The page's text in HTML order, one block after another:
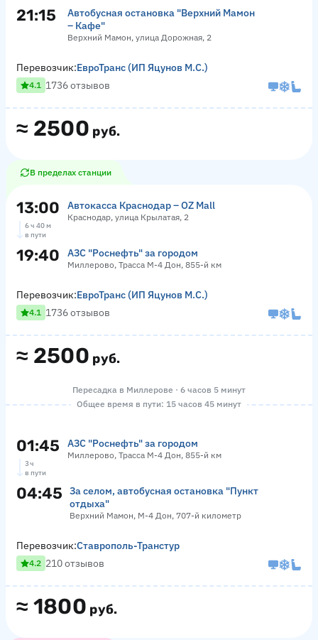
21:15
Автобусная остановка "Верхний Мамон
– Кафе"
Верхний Мамон, улица Дорожная, 2
≈ 2500 руб.
Перевозчик:ЕвроТранс (ИП Яцунов М.С.)
4.1 1736 отзывов
В пределах станции
13:00 Автокасса Краснодар – OZ Mall
Краснодар, улица Крылатая, 2
6 ч 40 м
в пути
19:40 АЗС "Роснефть" за городом
Миллерово, Трасса М-4 Дон, 855-й км
≈ 2500 руб.
Перевозчик:ЕвроТранс (ИП Яцунов М.С.)
4.1 1736 отзывов
Пересадка в Миллерове · 6 часов 5 минут
Общее время в пути: 15 часов 45 минут
01:45 АЗС "Роснефть" за городом
Миллерово, Трасса М-4 Дон, 855-й км
3 ч
в пути
04:45
За селом, автобусная остановка "Пункт
отдыха"
Верхний Мамон, М-4 Дон, 707-й километр
≈ 1800 руб.
Перевозчик:Ставрополь-Транстур
4.2 210 отзывов